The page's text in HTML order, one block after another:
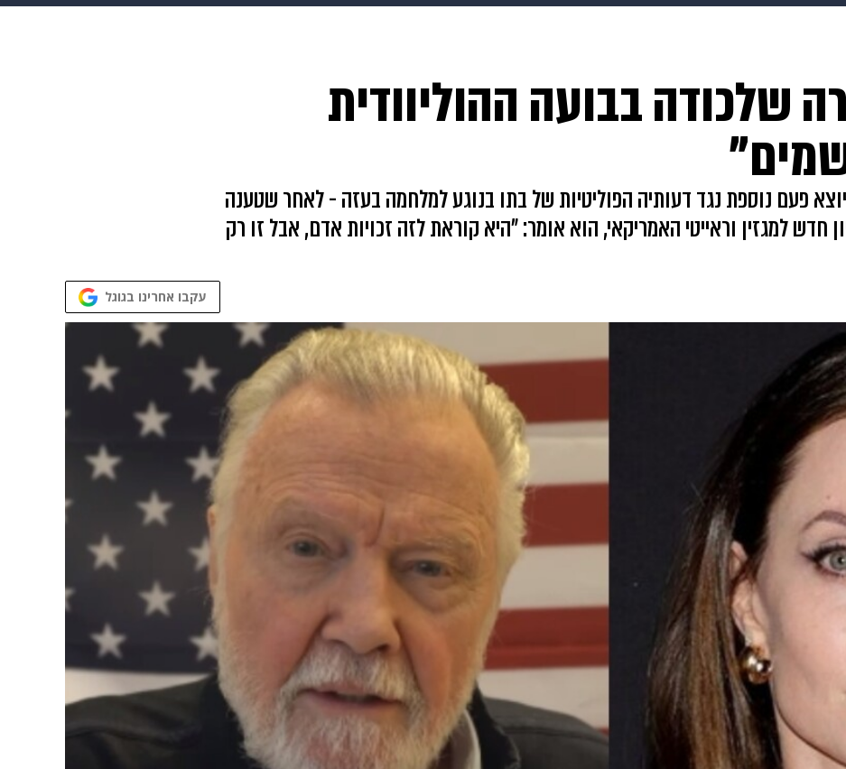
תשעה חודשים מתכונים פרויקטים מיוחדים
שלכודה בבועה ההוליוודית
יוצא פעם נוספת נגד דעותיה הפוליטיות של בתו בנוגע למלחמה בעזה - לאחר שטענה
למגזין וראייטי האמריקאי, הוא אומר: "היא קוראת לזה זכויות אדם, אבל זו רק
עקבו אחרינו בגוגל